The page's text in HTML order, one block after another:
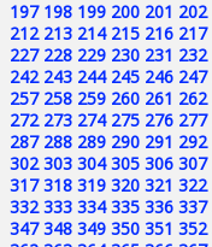
197 198 199 200 201 202
212 213 214 215 216 217
227 228 229 230 231 232
242 243 244 245 246 247
257 258 259 260 261 262
272 273 274 275 276 277
287 288 289 290 291 292
302 303 304 305 306 307
317 318 319 320 321 322
332 333 334 335 336 337
347 348 349 350 351 352